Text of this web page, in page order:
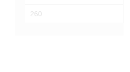
min
Prix